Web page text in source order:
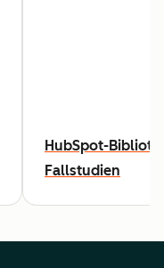
HubSpot-
Fallstudien